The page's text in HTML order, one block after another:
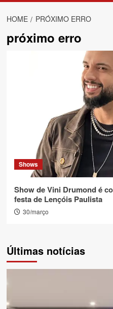
HOME PRÓXIMO ERRO
próximo erro
Shows
Show de Vini Drumond é
festa de Lençóis Paulista
30/março
Últimas notícias